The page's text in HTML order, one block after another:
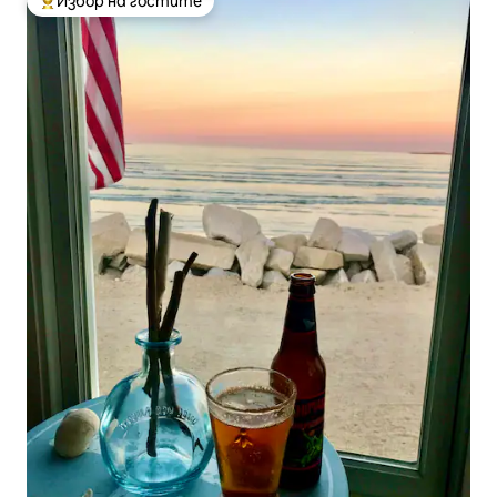
Най-популярен избор на гостите